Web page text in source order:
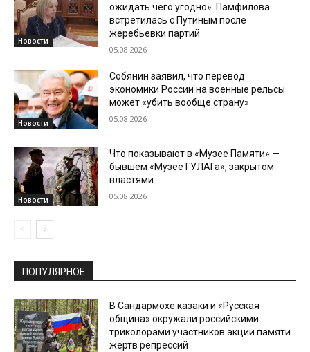
Новости
ожидать чего угодно». Памфилова
встретилась с Путиным после
жеребьевки партий
05.08.2026
Новости
Собянин заявил, что перевод
экономики России на военные рельсы
может «убить вообще страну»
05.08.2026
Новости
Что показывают в «Музее Памяти» —
бывшем «Музее ГУЛАГа», закрытом
властями
05.08.2026
ПОПУЛЯРНОЕ
В Сандармохе казаки и «Русская
община» окружали российскими
триколорами участников акции памяти
жертв репрессий